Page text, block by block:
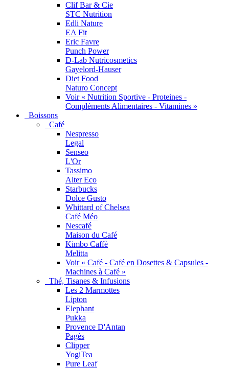
Clif Bar & Cie
STC Nutrition
Edli Nature
EA Fit
Eric Favre
Punch Power
D-Lab Nutricosmetics
Gayelord-Hauser
Diet Food
Naturo Concept
Voir « Nutrition Sportive - Proteines -
Compléments Alimentaires - Vitamines »
Boissons
Café
Nespresso
Legal
Senseo
L'Or
Tassimo
Alter Eco
Starbucks
Dolce Gusto
Whittard of Chelsea
Café Méo
Nescafé
Maison du Café
Kimbo Caffè
Melitta
Voir « Café - Café en Dosettes & Capsules -
Machines à Café »
Thé, Tisanes & Infusions
Les 2 Marmottes
Lipton
Elephant
Pukka
Provence D'Antan
Pagès
Clipper
YogiTea
Pure Leaf